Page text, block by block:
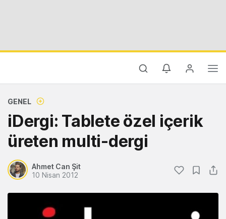
GENEL
iDergi: Tablete özel içerik
üreten multi-dergi
Ahmet Can Şit
10 Nisan 2012